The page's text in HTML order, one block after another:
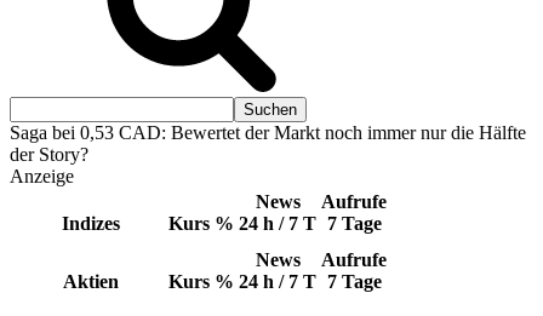
Saga bei 0,53 CAD: Bewertet der Markt noch immer nur die Hälfte
der Story?
Anzeige
Indizes Kurs %
News
24 h / 7 T
Aufrufe
7 Tage
Aktien Kurs %
News
24 h / 7 T
Aufrufe
7 Tage